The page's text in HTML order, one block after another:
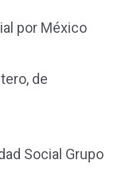
por México
de
Social Grupo